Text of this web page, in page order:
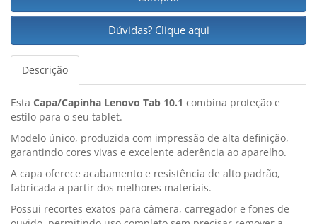
Dúvidas? Clique aqui
Descrição
Esta Capa/Capinha Lenovo Tab 10.1 combina proteção e
estilo para o seu tablet.
Modelo único, produzida com impressão de alta definição,
garantindo cores vivas e excelente aderência ao aparelho.
A capa oferece acabamento e resistência de alto padrão,
fabricada a partir dos melhores materiais.
Possui recortes exatos para câmera, carregador e fones de